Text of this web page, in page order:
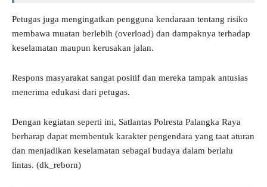
Petugas juga mengingatkan pengguna kendaraan tentang risiko
membawa muatan berlebih (overload) dan dampaknya terhadap
keselamatan maupun kerusakan jalan.
Respons masyarakat sangat positif dan mereka tampak antusias
menerima edukasi dari petugas.
Dengan kegiatan seperti ini, Satlantas Polresta Palangka Raya
berharap dapat membentuk karakter pengendara yang taat aturan
dan menjadikan keselamatan sebagai budaya dalam berlalu
lintas. (dk_reborn)